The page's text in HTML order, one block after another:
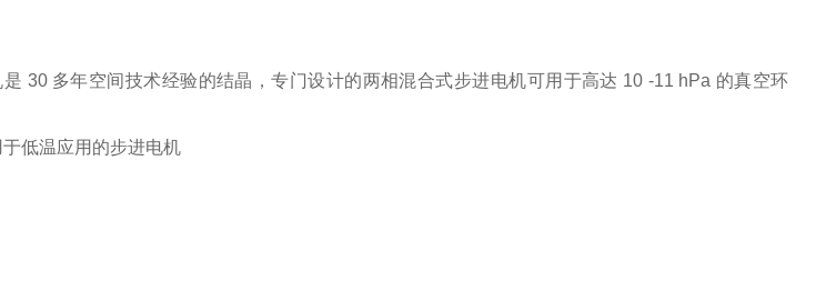
30 多年空间技术经验的结晶，专门设计的两相混合式步进电机可用于高达 10 -11 hPa 的真空环
低温应用的步进电机